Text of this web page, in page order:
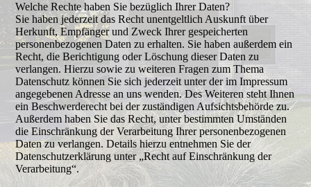
Welche Rechte haben Sie bezüglich Ihrer Daten?
Sie haben jederzeit das Recht unentgeltlich Auskunft über
Herkunft, Empfänger und Zweck Ihrer gespeicherten
personenbezogenen Daten zu erhalten. Sie haben außerdem ein
Recht, die Berichtigung oder Löschung dieser Daten zu
verlangen. Hierzu sowie zu weiteren Fragen zum Thema
Datenschutz können Sie sich jederzeit unter der im Impressum
angegebenen Adresse an uns wenden. Des Weiteren steht Ihnen
ein Beschwerderecht bei der zuständigen Aufsichtsbehörde zu.
Außerdem haben Sie das Recht, unter bestimmten Umständen
die Einschränkung der Verarbeitung Ihrer personenbezogenen
Daten zu verlangen. Details hierzu entnehmen Sie der
Datenschutzerklärung unter „Recht auf Einschränkung der
Verarbeitung“.